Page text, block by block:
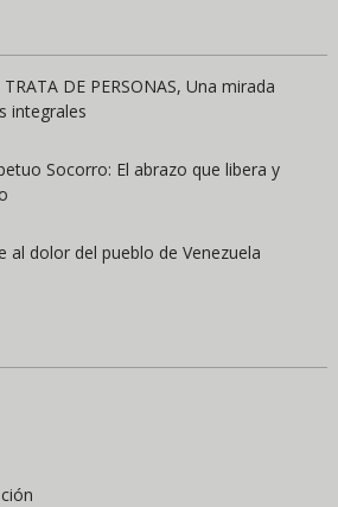
DE PERSONAS, Una mirada
integrales
Socorro: El abrazo que libera y
al dolor del pueblo de Venezuela